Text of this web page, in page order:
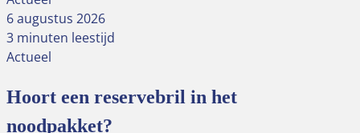
6 augustus 2026
3 minuten leestijd
Actueel
Hoort een reservebril in het
noodpakket?